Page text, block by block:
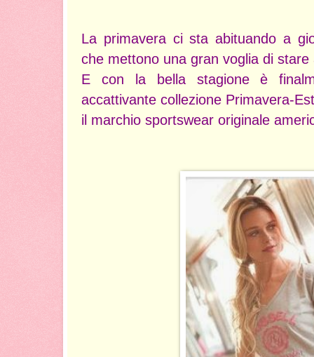
La primavera ci sta abituando a
che mettono una gran voglia di stare
E con la bella stagione è
accattivante collezione Primavera-
il marchio sportswear originale